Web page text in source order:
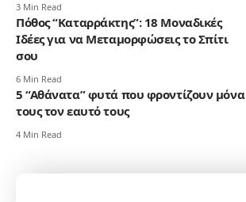
3 Min Read
Πόθος “Καταρράκτης”: 18 Μοναδικές
Ιδέες για να Μεταμορφώσεις το Σπίτι
σου
6 Min Read
5 “Αθάνατα” φυτά που φροντίζουν μόνα
τους τον εαυτό τους
4 Min Read